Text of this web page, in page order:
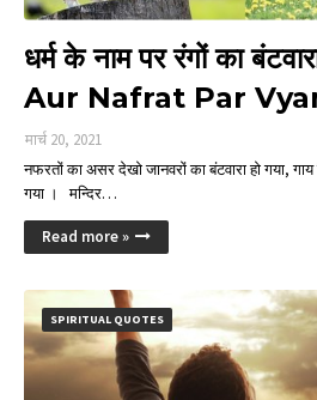
धर्म के नाम पर रंगों का
Aur Nafrat Par
मार्च 20, 2021
नफरतों का असर देखो जानवरों का बंटवारा हो गया,
गया । मन्दिर…
Read more »
SPIRITUAL QUOTES